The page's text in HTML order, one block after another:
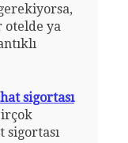
otelde ya
sigortası
sigortası